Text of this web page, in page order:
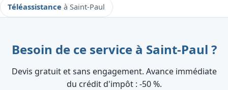
Téléassistanceà Saint-Paul
Besoin de ce service à Saint-Paul ?
Devis gratuit et sans engagement. Avance immédiate
du crédit d'impôt : ‑50 %.